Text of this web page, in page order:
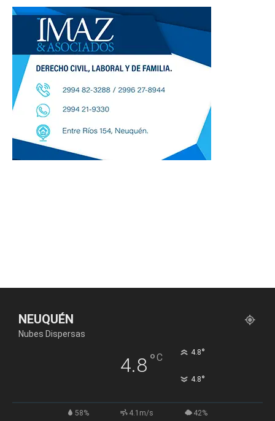
NEUQUÉN
Nubes Dispersas
4.8°C 4.8°
4.8°
58% 4.1m/s 42%